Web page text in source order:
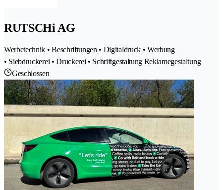
RUTSCHi AG
Werbetechnik • Beschriftungen • Digitaldruck • Werbung
• Siebdruckerei • Druckerei • Schriftgestaltung Reklamegestaltung
Geschlossen